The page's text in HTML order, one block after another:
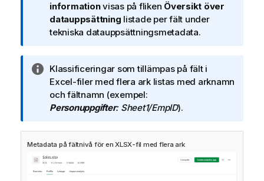
t
e
c
i
n
g
o
n
f
o
informationvisas på fliken Översikt över
datauppsättning listade per fält under
tekniska datauppsättningsmetadata.
A
n
t
e
k
n
i
n
Klassificeringar som tillämpas på fält i
Excel-filer med flera ark listas med arknamn
och fältnamn (exempel:
Personuppgifter: Sheet1/EmpID).
Metadata på fältnivå för en XLSX-fil med flera ark